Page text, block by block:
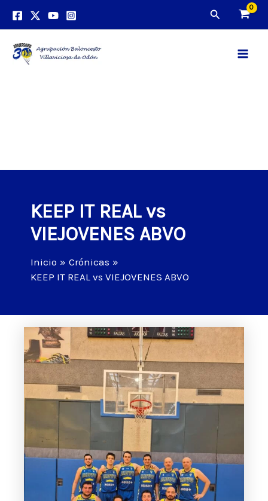
Buscar
KEEP IT REAL vs
VIEJOVENES ABVO
Inicio
Crónicas
KEEP IT REAL vs VIEJOVENES ABVO